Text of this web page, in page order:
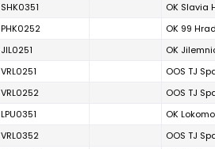
SHK0351 OK Slavia
PHK0252 OK 99
JIL0251 OK
VRL0251 OOS TJ
VRL0252 OOS TJ
LPU0351 OK
VRL0352 OOS TJ